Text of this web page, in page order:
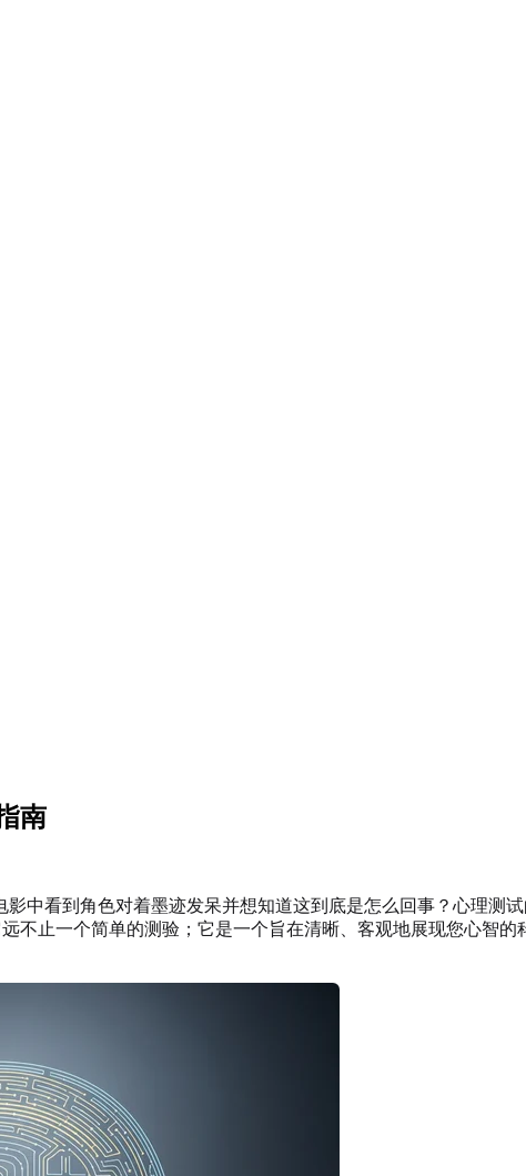
南
影中看到角色对着墨迹发呆并想知道这到底是怎么回事？心理测
不止一个简单的测验；它是一个旨在清晰、客观地展现您心智